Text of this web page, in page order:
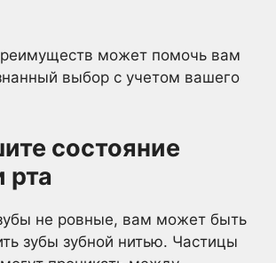
может помочь вам
выбор с учетом вашего
состояние
рта
не ровные, вам может быть
зубы зубной нитью. Частицы